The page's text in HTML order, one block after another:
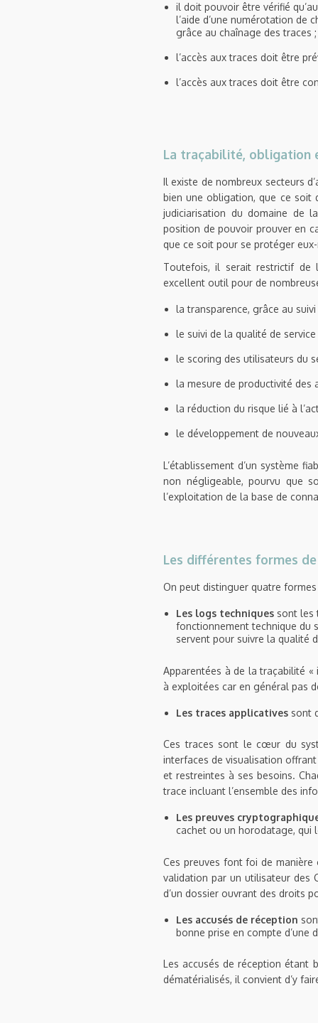
il doit pouvoir être vérifié
l’aide d’une numérotation de
grâce au chaînage des traces ;
l’accès aux traces doit être
l’accès aux traces doit être
La traçabilité, obligation
Il existe de nombreux secteurs
bien une obligation, que ce
judiciarisation du domaine de
position de pouvoir prouver en
que ce soit pour se protéger
Toutefois, il serait restrictif de
excellent outil pour de
la transparence, grâce au
le suivi de la qualité de
le scoring des utilisateurs du
la mesure de productivité des
la réduction du risque lié à
le développement de
L’établissement d’un système
non négligeable, pourvu que
l’exploitation de la base de
Les différentes formes
On peut distinguer quatre
Les logs techniquessont les
fonctionnement technique du
servent pour suivre la qualité
Apparentées à de la traçabilité
à exploitées car en général pas
Les traces applicativessont
Ces traces sont le cœur du
interfaces de visualisation
et restreintes à ses besoins.
trace incluant l’ensemble des
Les preuves
cachet ou un horodatage, qui
Ces preuves font foi de manière
validation par un utilisateur des
d’un dossier ouvrant des droits
Les accusés de réception
bonne prise en compte d’une
Les accusés de réception étant
dématérialisés, il convient d’y